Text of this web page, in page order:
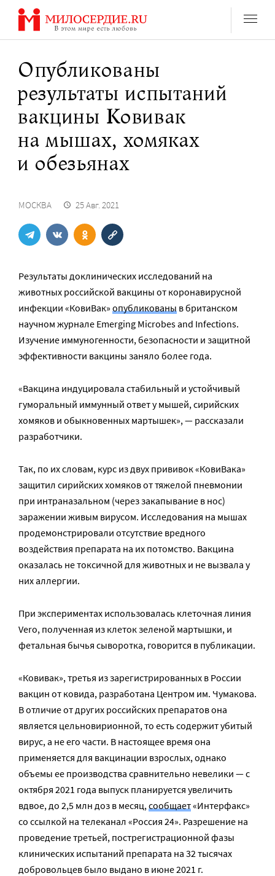
Перейти
содержанию
Опубликованы
результаты испытаний
вакцины Ковивак
на мышах, хомяках
и обезьянах
МОСКВА 25 Авг. 2021
Результаты доклинических исследований на
животных российской вакцины от коронавирусной
инфекции «КовиВак» опубликованы в британском
научном журнале Emerging Microbes and Infections.
Изучение иммуногенности, безопасности и защитной
эффективности вакцины заняло более года.
«Вакцина индуцировала стабильный и устойчивый
гуморальный иммунный ответ у мышей, сирийских
хомяков и обыкновенных мартышек», — рассказали
разработчики.
Так, по их словам, курс из двух прививок «КовиВака»
защитил сирийских хомяков от тяжелой пневмонии
при интраназальном (через закапывание в нос)
заражении живым вирусом. Исследования на мышах
продемонстрировали отсутствие вредного
воздействия препарата на их потомство. Вакцина
оказалась не токсичной для животных и не вызвала у
них аллергии.
При экспериментах использовалась клеточная линия
Vero, полученная из клеток зеленой мартышки, и
фетальная бычья сыворотка, говорится в публикации.
«Ковивак», третья из зарегистрированных в России
вакцин от ковида, разработана Центром им. Чумакова.
В отличие от других российских препаратов она
является цельновирионной, то есть содержит убитый
вирус, а не его части. В настоящее время она
применяется для вакцинации взрослых, однако
объемы ее производства сравнительно невелики — с
октября 2021 года выпуск планируется увеличить
вдвое, до 2,5 млн доз в месяц,сообщает«Интерфакс»
со ссылкой на телеканал «Россия 24». Разрешение на
проведение третьей, пострегистрационной фазы
клинических испытаний препарата на 32 тысячах
добровольцев было выдано в июне 2021 г.